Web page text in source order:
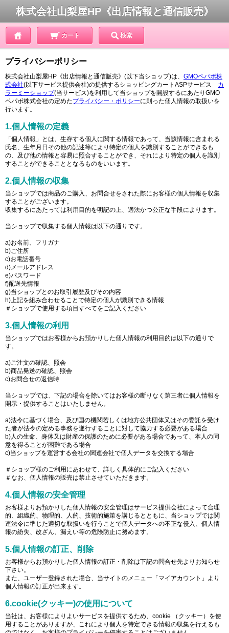
株式会社山梨屋HP《出店情報と通信販売》
カート 検索
プライバシーポリシー
株式会社山梨屋HP《出店情報と通信販売》(以下当ショップ)は、 GMOペパボ株
式会社(以下サービス提供会社)の提供するショッピングカートASPサービス カ
ラーミーショップ(当サービス)を利用して当ショップを開設するにあたりGMO
ペパボ株式会社の定めたプライバシー・ポリシーに則った個人情報の取扱いを
行います。
1.個人情報の定義
「個人情報」とは、生存する個人に関する情報であって、当該情報に含まれる
氏名、生年月日その他の記述等により特定の個人を識別することができるも
の、及び他の情報と容易に照合することができ、それにより特定の個人を識別
することができることとなるものをいいます。
2.個人情報の収集
当ショップでは商品のご購入、お問合せをされた際にお客様の個人情報を収集
することがございます。
収集するにあたっては利用目的を明記の上、適法かつ公正な手段によります。
当ショップで収集する個人情報は以下の通りです。
a)お名前、フリガナ
b)ご住所
c)お電話番号
d)メールアドレス
e)パスワード
f)配送先情報
g)当ショップとのお取引履歴及びその内容
h)上記を組み合わせることで特定の個人が識別できる情報
＃ショップで使用する項目すべてをご記入ください
3.個人情報の利用
当ショップではお客様からお預かりした個人情報の利用目的は以下の通りで
す。
a)ご注文の確認、照会
b)商品発送の確認、照会
c)お問合せの返信時
当ショップでは、下記の場合を除いてはお客様の断りなく第三者に個人情報を
開示・提供することはいたしません。
a)法令に基づく場合、及び国の機関若しくは地方公共団体又はその委託を受け
た者が法令の定める事務を遂行することに対して協力する必要がある場合
b)人の生命、身体又は財産の保護のために必要がある場合であって、本人の同
意を得ることが困難である場合
c)当ショップを運営する会社の関連会社で個人データを交換する場合
＃ショップ様のご利用にあわせて、詳しく具体的にご記入ください
＃なお、個人情報の販売は禁止させていただきます。
4.個人情報の安全管理
お客様よりお預かりした個人情報の安全管理はサービス提供会社によって合理
的、組織的、物理的、人的、技術的施策を講じるとともに、当ショップでは関
連法令に準じた適切な取扱いを行うことで個人データへの不正な侵入、個人情
報の紛失、改ざん、漏えい等の危険防止に努めます。
5.個人情報の訂正、削除
お客様からお預かりした個人情報の訂正・削除は下記の問合せ先よりお知らせ
下さい。
また、ユーザー登録された場合、当サイトのメニュー「マイアカウント」より
個人情報の訂正が出来ます。
6.cookie(クッキー)の使用について
当社は、お客様によりよいサービスを提供するため、cookie （クッキー）を使
用することがありますが、これにより個人を特定できる情報の収集を行えるも